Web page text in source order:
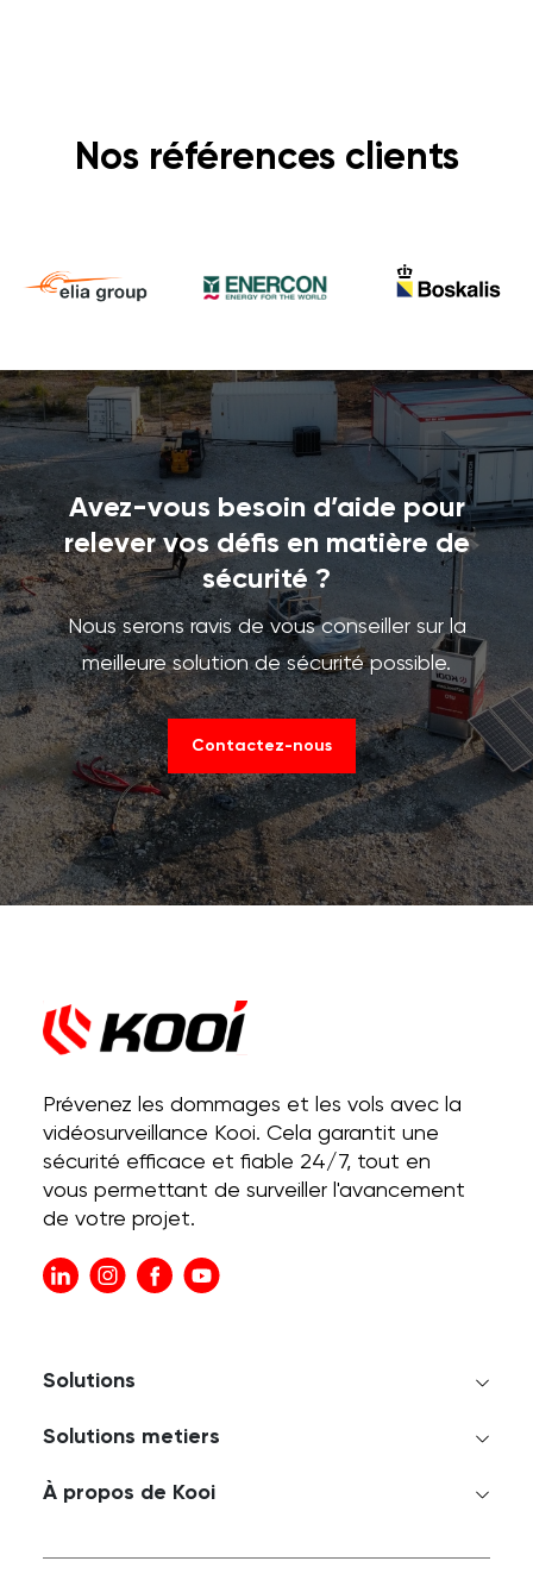
Nos références clients
Avez-vous besoin d’aide pour
relever vos défis en matière de
sécurité ?
Nous serons ravis de vous conseiller sur la
meilleure solution de sécurité possible.
Contactez-nous
Prévenez les dommages et les vols avec la
vidéosurveillance Kooi. Cela garantit une
sécurité efficace et fiable 24/7, tout en
vous permettant de surveiller l'avancement
de votre projet.
Solutions
Solutions metiers
À propos de Kooi